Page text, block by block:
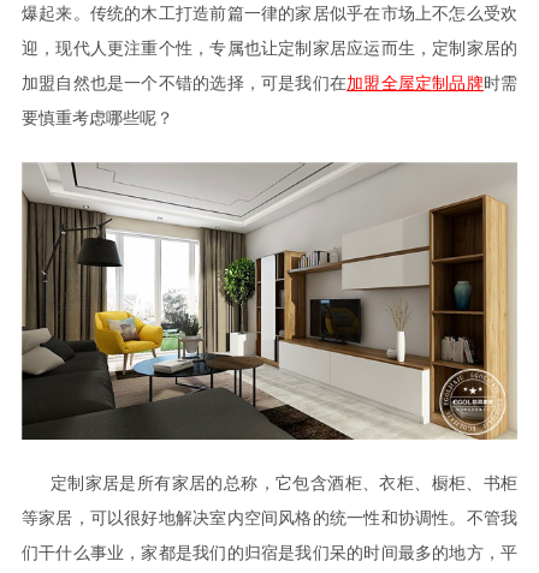
爆起来。传统的木工打造前篇一律的家居似乎在市场上不怎么受欢
迎，现代人更注重个性，专属也让定制家居应运而生，定制家居的
加盟自然也是一个不错的选择，可是我们在加盟全屋定制品牌时需
要慎重考虑哪些呢？
定制家居是所有家居的总称，它包含酒柜、衣柜、橱柜、书柜
等家居，可以很好地解决室内空间风格的统一性和协调性。不管我
们干什么事业，家都是我们的归宿是我们呆的时间最多的地方，平